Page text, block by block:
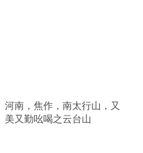
河南，焦作，南太行山，又
美又勤吆喝之云台山